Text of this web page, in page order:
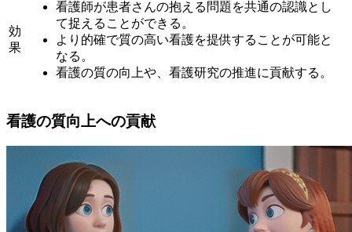
効
果
看護師が患者さんの抱える問題を共通の認識とし
て捉えることができる。
より的確で質の高い看護を提供することが可能と
なる。
看護の質の向上や、看護研究の推進に貢献する。
看護の質向上への貢献